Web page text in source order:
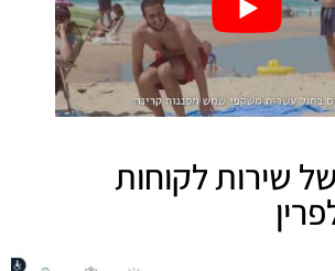
שירות לקוחות